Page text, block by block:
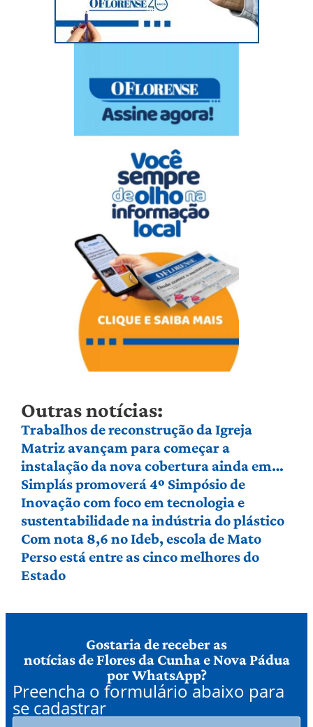
Outras notícias:
Trabalhos de reconstrução da Igreja
Matriz avançam para começar a
instalação da nova cobertura ainda em
agosto
Simplás promoverá 4º Simpósio de
Inovação com foco em tecnologia e
sustentabilidade na indústria do plástico
Com nota 8,6 no Ideb, escola de Mato
Perso está entre as cinco melhores do
Estado
Gostaria de receber as
notícias de Flores da Cunha e Nova Pádua
por WhatsApp?
Preencha o formulário abaixo para
se cadastrar